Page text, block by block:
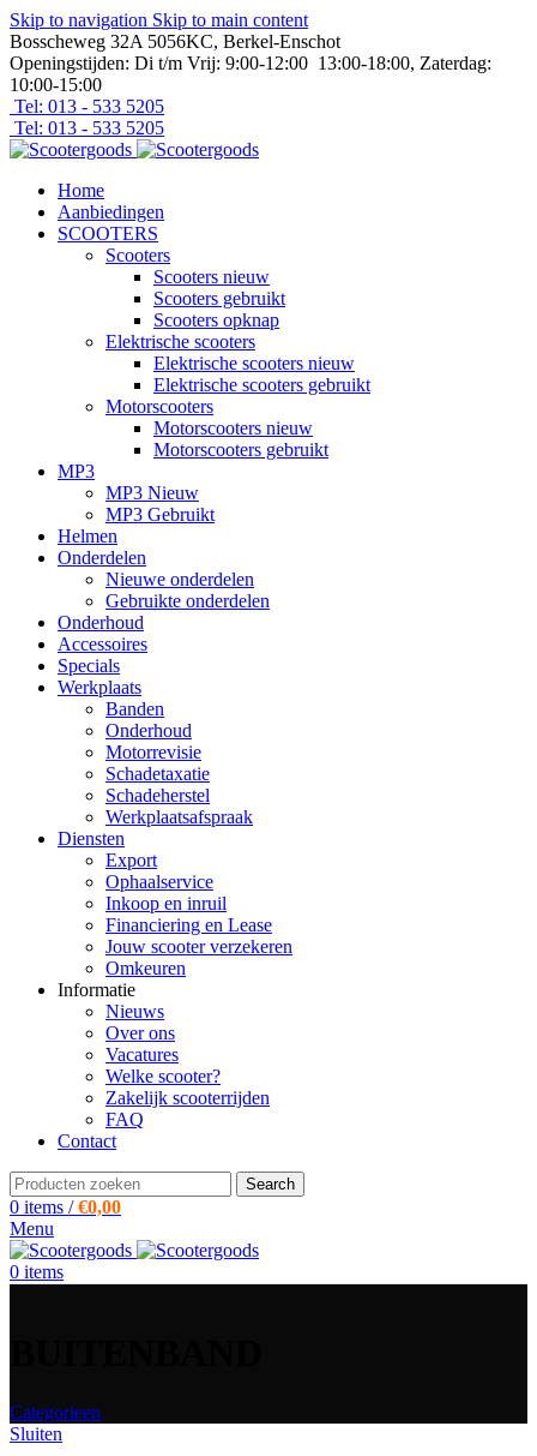
Skip to navigation Skip to main content
Bosscheweg 32A 5056KC, Berkel-Enschot
Openingstijden: Di t/m Vrij: 9:00-12:00 13:00-18:00, Zaterdag:
10:00-15:00
Tel: 013 - 533 5205
Tel: 013 - 533 5205
Home
Aanbiedingen
SCOOTERS
Scooters
Scooters nieuw
Scooters gebruikt
Scooters opknap
Elektrische scooters
Elektrische scooters nieuw
Elektrische scooters gebruikt
Motorscooters
Motorscooters nieuw
Motorscooters gebruikt
MP3
MP3 Nieuw
MP3 Gebruikt
Helmen
Onderdelen
Nieuwe onderdelen
Gebruikte onderdelen
Onderhoud
Accessoires
Specials
Werkplaats
Banden
Onderhoud
Motorrevisie
Schadetaxatie
Schadeherstel
Werkplaatsafspraak
Diensten
Export
Ophaalservice
Inkoop en inruil
Financiering en Lease
Jouw scooter verzekeren
Omkeuren
Informatie
Nieuws
Over ons
Vacatures
Welke scooter?
Zakelijk scooterrijden
FAQ
Contact
Search
0 items / €0,00
Menu
0 items
Categorieen
Sluiten